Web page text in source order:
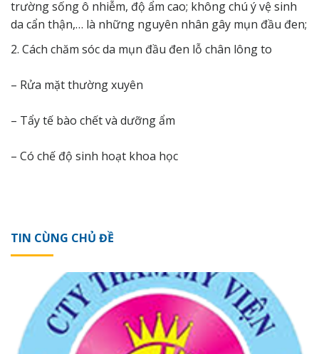
trường sống ô nhiễm, độ ẩm cao; không chú ý vệ sinh
da cẩn thận,… là những nguyên nhân gây mụn đầu đen;
2. Cách chăm sóc da mụn đầu đen lỗ chân lông to
– Rửa mặt thường xuyên
– Tẩy tế bào chết và dưỡng ẩm
– Có chế độ sinh hoạt khoa học
TIN CÙNG CHỦ ĐỀ